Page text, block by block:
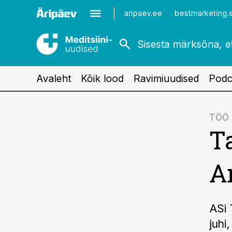
aripaev.ee
Kirurgia
Naistehaigused
Vaktsineerimine
Avaleht Kõik lood Ravimiuudised
TÖÖ
ASi